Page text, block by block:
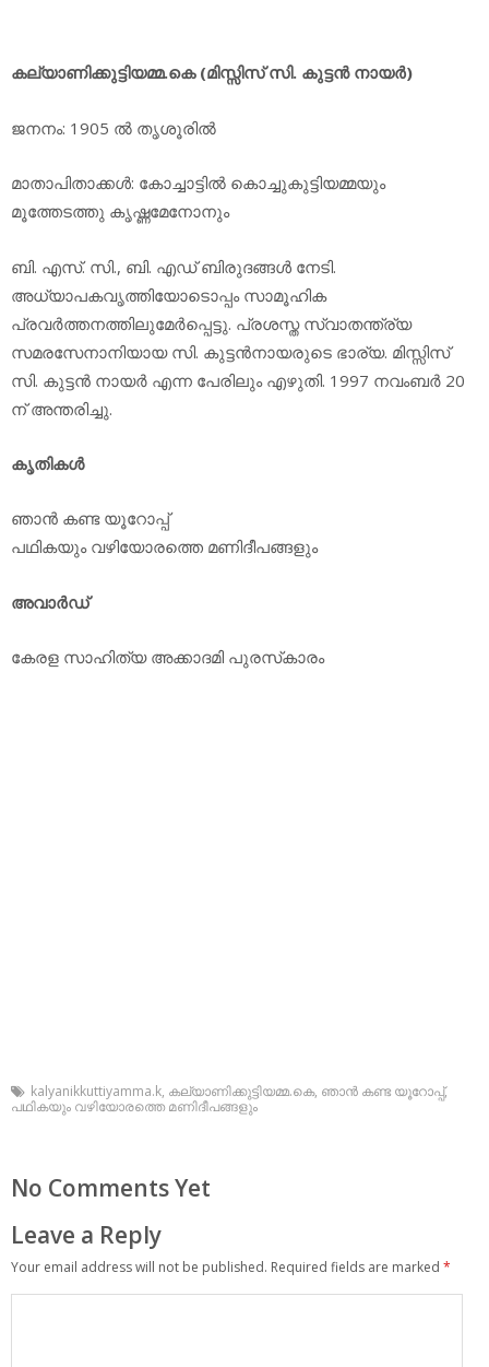
കല്യാണിക്കുട്ടിയമ്മ.കെ (മിസ്സിസ് സി. കുട്ടന്‍ നായര്‍)
ജനനം: 1905 ല്‍ തൃശൂരില്‍
മാതാപിതാക്കള്‍: കോച്ചാട്ടില്‍ കൊച്ചുകുട്ടിയമ്മയും
മൂത്തേടത്തു കൃഷ്ണമേനോനും
ബി. എസ്. സി., ബി. എഡ് ബിരുദങ്ങള്‍ നേടി.
അധ്യാപകവൃത്തിയോടൊപ്പം സാമൂഹിക
പ്രവര്‍ത്തനത്തിലുമേര്‍പ്പെട്ടു. പ്രശസ്ത സ്വാതന്ത്ര്യ
സമരസേനാനിയായ സി. കുട്ടന്‍നായരുടെ ഭാര്യ. മിസ്സിസ്
സി. കുട്ടന്‍ നായര്‍ എന്ന പേരിലും എഴുതി. 1997 നവംബര്‍ 20
ന് അന്തരിച്ചു.
കൃതികള്‍
ഞാന്‍ കണ്ട യൂറോപ്പ്
പഥികയും വഴിയോരത്തെ മണിദീപങ്ങളും
അവാര്‍ഡ്
കേരള സാഹിത്യ അക്കാദമി പുരസ്‌കാരം
kalyanikkuttiyamma.k, കല്യാണിക്കുട്ടിയമ്മ.കെ, ഞാന്‍ കണ്ട യൂറോപ്പ്,
പഥികയും വഴിയോരത്തെ മണിദീപങ്ങളും
No Comments Yet
Leave a Reply
Your email address will not be published. Required fields are marked *